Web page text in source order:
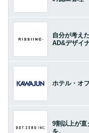
自分が考え
AD&デザイ
ホテル・オ
9割以上が直
を。